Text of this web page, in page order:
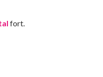
fort.